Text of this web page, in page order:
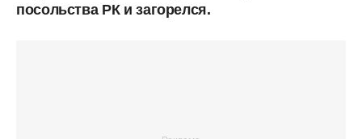
посольства РК и загорелся.